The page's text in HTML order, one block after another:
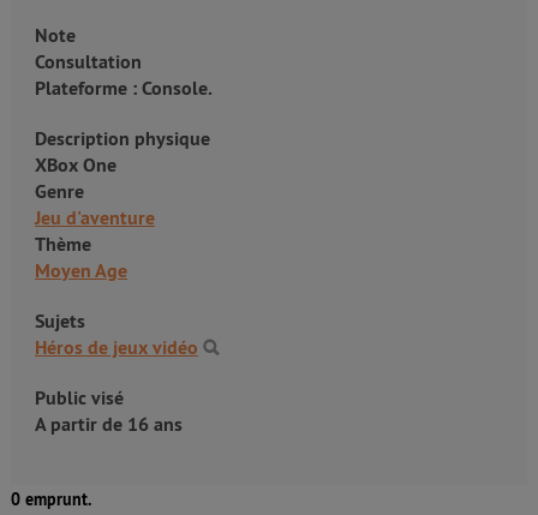
Note
Consultation
Plateforme : Console.
Description physique
XBox One
Genre
Jeu d'aventure
Thème
Moyen Age
Sujets
Héros de jeux vidéo
Public visé
A partir de 16 ans
0 emprunt.